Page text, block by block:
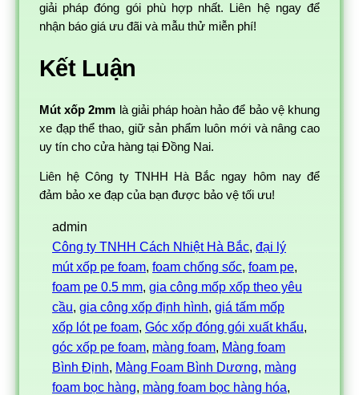
giải pháp đóng gói phù hợp nhất. Liên hệ ngay để
nhận báo giá ưu đãi và mẫu thử miễn phí!
Kết Luận
Mút xốp 2mm là giải pháp hoàn hảo để bảo vệ khung
xe đạp thể thao, giữ sản phẩm luôn mới và nâng cao
uy tín cho cửa hàng tại Đồng Nai.
Liên hệ Công ty TNHH Hà Bắc ngay hôm nay để
đảm bảo xe đạp của bạn được bảo vệ tối ưu!
admin
Công ty TNHH Cách Nhiệt Hà Bắc, đại lý
mút xốp pe foam, foam chống sốc, foam pe
foam pe 0.5 mm, gia công mốp xốp theo yêu
cầu, gia công xốp định hình, giá tấm mốp
xốp lót pe foam, Góc xốp đóng gói xuất khẩu
góc xốp pe foam, màng foam, Màng foam
Bình Định, Màng Foam Bình Dương, màng
foam bọc hàng, màng foam bọc hàng hóa